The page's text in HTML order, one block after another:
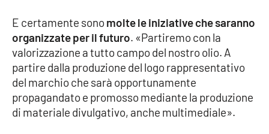
E certamente sonomolte le iniziative che saranno
organizzate per il futuro. «Partiremo con la
valorizzazione a tutto campo del nostro olio. A
partire dalla produzione del logo rappresentativo
del marchio che sarà opportunamente
propagandato e promosso mediante la produzione
di materiale divulgativo, anche multimediale».